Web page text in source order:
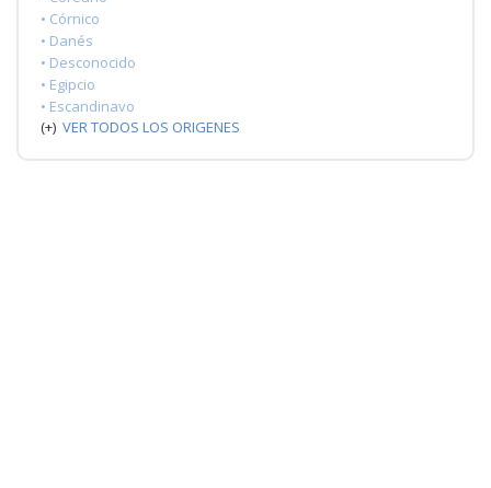
• Córnico
• Danés
• Desconocido
• Egipcio
• Escandinavo
(+) VER TODOS LOS ORIGENES